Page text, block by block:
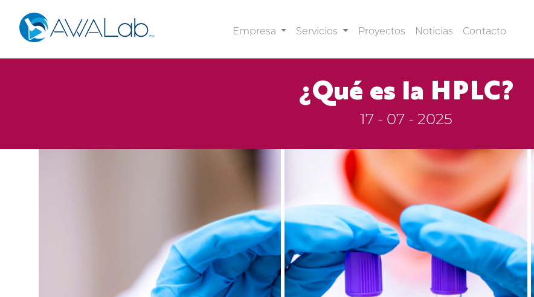
Empresa Servicios Proyectos Noticias Contacto
¿Qué es la HPLC?
17 - 07 - 2025